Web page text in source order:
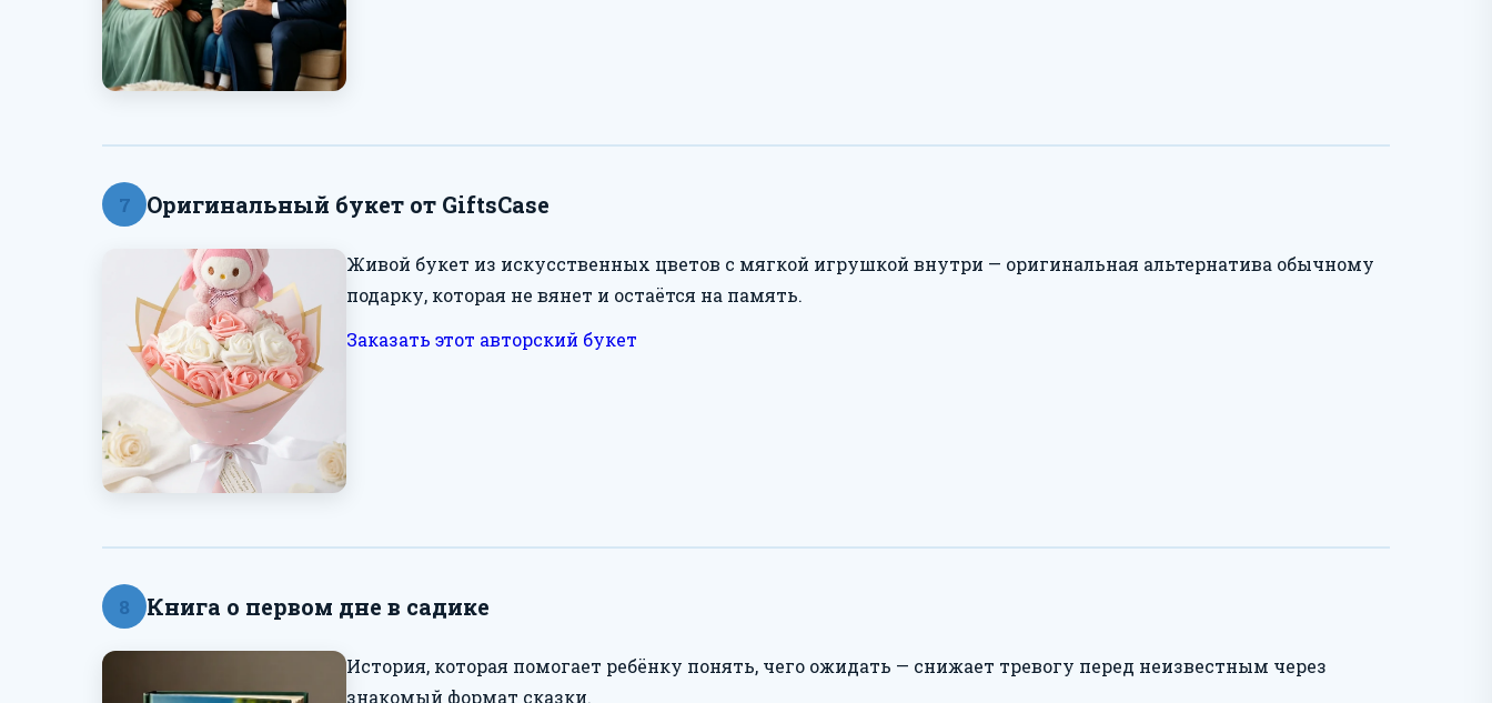
7 Оригинальный букет от GiftsCase
Живой букет из искусственных цветов с мягкой игрушкой внутри — оригинальная альтернатива обычному
подарку, которая не вянет и остаётся на память.
Заказать этот авторский букет
8 Книга о первом дне в садике
История, которая помогает ребёнку понять, чего ожидать — снижает тревогу перед неизвестным через
знакомый формат сказки.